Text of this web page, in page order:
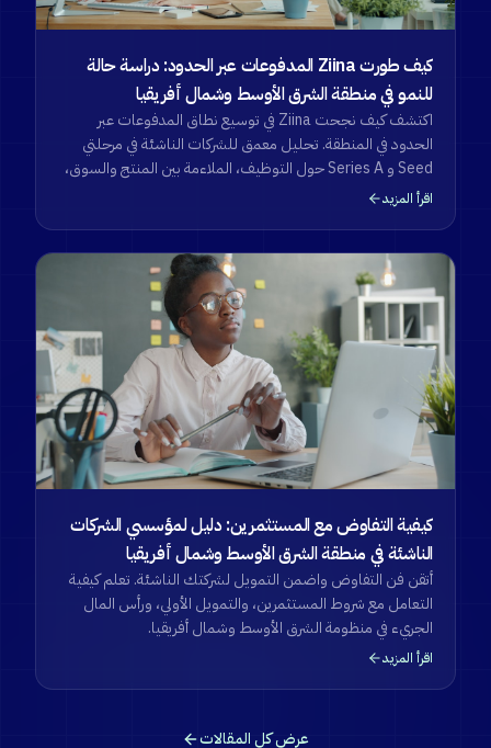
كيف طورت Ziina المدفوعات عبر الحدود: دراسة حالة
للنمو في منطقة الشرق الأوسط وشمال أفريقيا
اكتشف كيف نجحت Ziina في توسيع نطاق المدفوعات عبر
الحدود في المنطقة. تحليل معمق للشركات الناشئة في مرحلتي
Seed و Series A حول التوظيف، الملاءمة بين المنتج والسوق،
والاستراتيجية التقنية.
اقرأ المزيد
كيفية التفاوض مع المستثمرين: دليل لمؤسسي الشركات
الناشئة في منطقة الشرق الأوسط وشمال أفريقيا
أتقن فن التفاوض واضمن التمويل لشركتك الناشئة. تعلم كيفية
التعامل مع شروط المستثمرين، والتمويل الأولي، ورأس المال
الجريء في منظومة الشرق الأوسط وشمال أفريقيا.
اقرأ المزيد
عرض كل المقالات